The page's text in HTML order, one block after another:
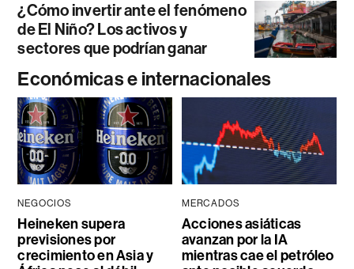
¿Cómo invertir ante el fenómeno
de El Niño? Los activos y
sectores que podrían ganar
Económicas e internacionales
NEGOCIOS
Heineken supera
previsiones por
crecimiento en Asia y
MERCADOS
Acciones asiáticas
avanzan por la IA
mientras cae el petróleo